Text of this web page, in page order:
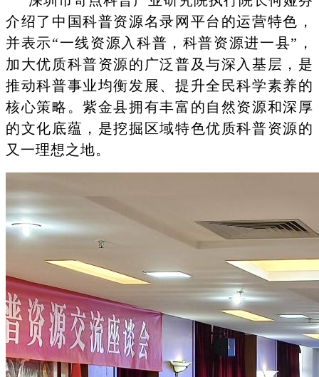
介绍了中国科普资源名录网平台的运营特色，
并表示“一线资源入科普，科普资源进一县”，
加大优质科普资源的广泛普及与深入基层，是
推动科普事业均衡发展、提升全民科学素养的
核心策略。紫金县拥有丰富的自然资源和深厚
的文化底蕴，是挖掘区域特色优质科普资源的
又一理想之地。